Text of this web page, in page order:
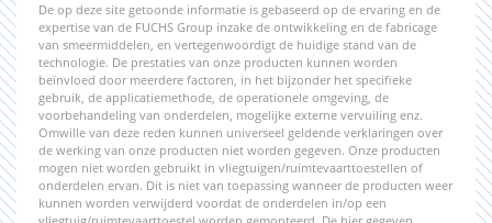
De op deze site getoonde informatie is gebaseerd op de ervaring en de
expertise van de FUCHS Group inzake de ontwikkeling en de fabricage
van smeermiddelen, en vertegenwoordigt de huidige stand van de
technologie. De prestaties van onze producten kunnen worden
beïnvloed door meerdere factoren, in het bijzonder het specifieke
gebruik, de applicatiemethode, de operationele omgeving, de
voorbehandeling van onderdelen, mogelijke externe vervuiling enz.
Omwille van deze reden kunnen universeel geldende verklaringen over
de werking van onze producten niet worden gegeven. Onze producten
mogen niet worden gebruikt in vliegtuigen/ruimtevaarttoestellen of
onderdelen ervan. Dit is niet van toepassing wanneer de producten weer
kunnen worden verwijderd voordat de onderdelen in/op een